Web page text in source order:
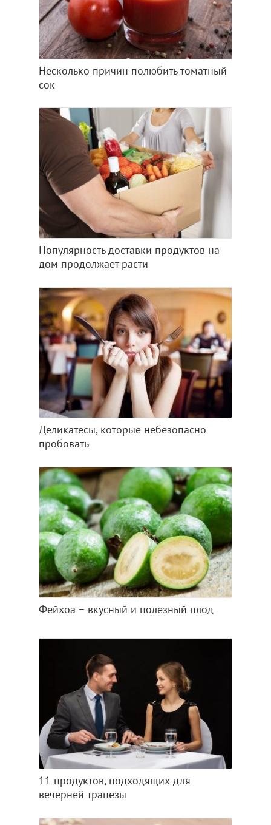
Несколько причин полюбить томатный
сок
Популярность доставки продуктов на
дом продолжает расти
Деликатесы, которые небезопасно
пробовать
Фейхоа – вкусный и полезный плод
11 продуктов, подходящих для
вечерней трапезы